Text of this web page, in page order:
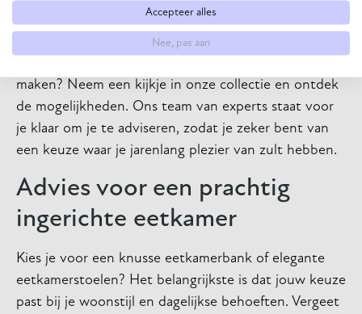
bekleding, kleur, en maten om een meubelstuk te
creëren dat perfect past bij jouw interieur. Klaar om
maken? Neem een kijkje in onze collectie en ontdek
de mogelijkheden. Ons team van experts staat voor
je klaar om je te adviseren, zodat je zeker bent van
een keuze waar je jarenlang plezier van zult hebben.
Advies voor een prachtig
ingerichte eetkamer
Kies je voor een knusse eetkamerbank of elegante
eetkamerstoelen? Het belangrijkste is dat jouw keuze
past bij je woonstijl en dagelijkse behoeften. Vergeet
Accepteer alles
Nee, pas aan